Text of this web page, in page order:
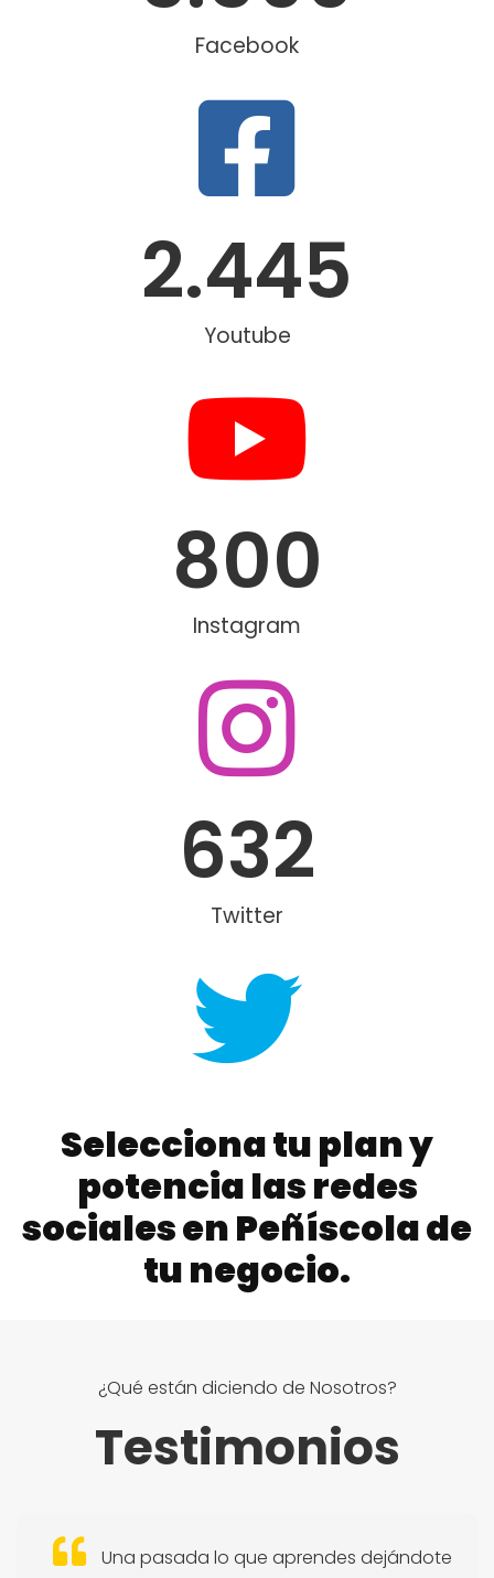
Facebook
Youtube
2.445
Instagram
800
Twitter
632
Selecciona tu plan y
potencia las redes
sociales en Peñíscola de
tu negocio.
¿Qué están diciendo de Nosotros?
Testimonios
Una pasada lo que aprendes dejándote